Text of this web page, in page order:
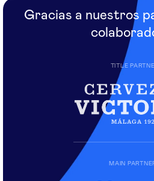
Gracias a nuestros
TITLE
MAIN